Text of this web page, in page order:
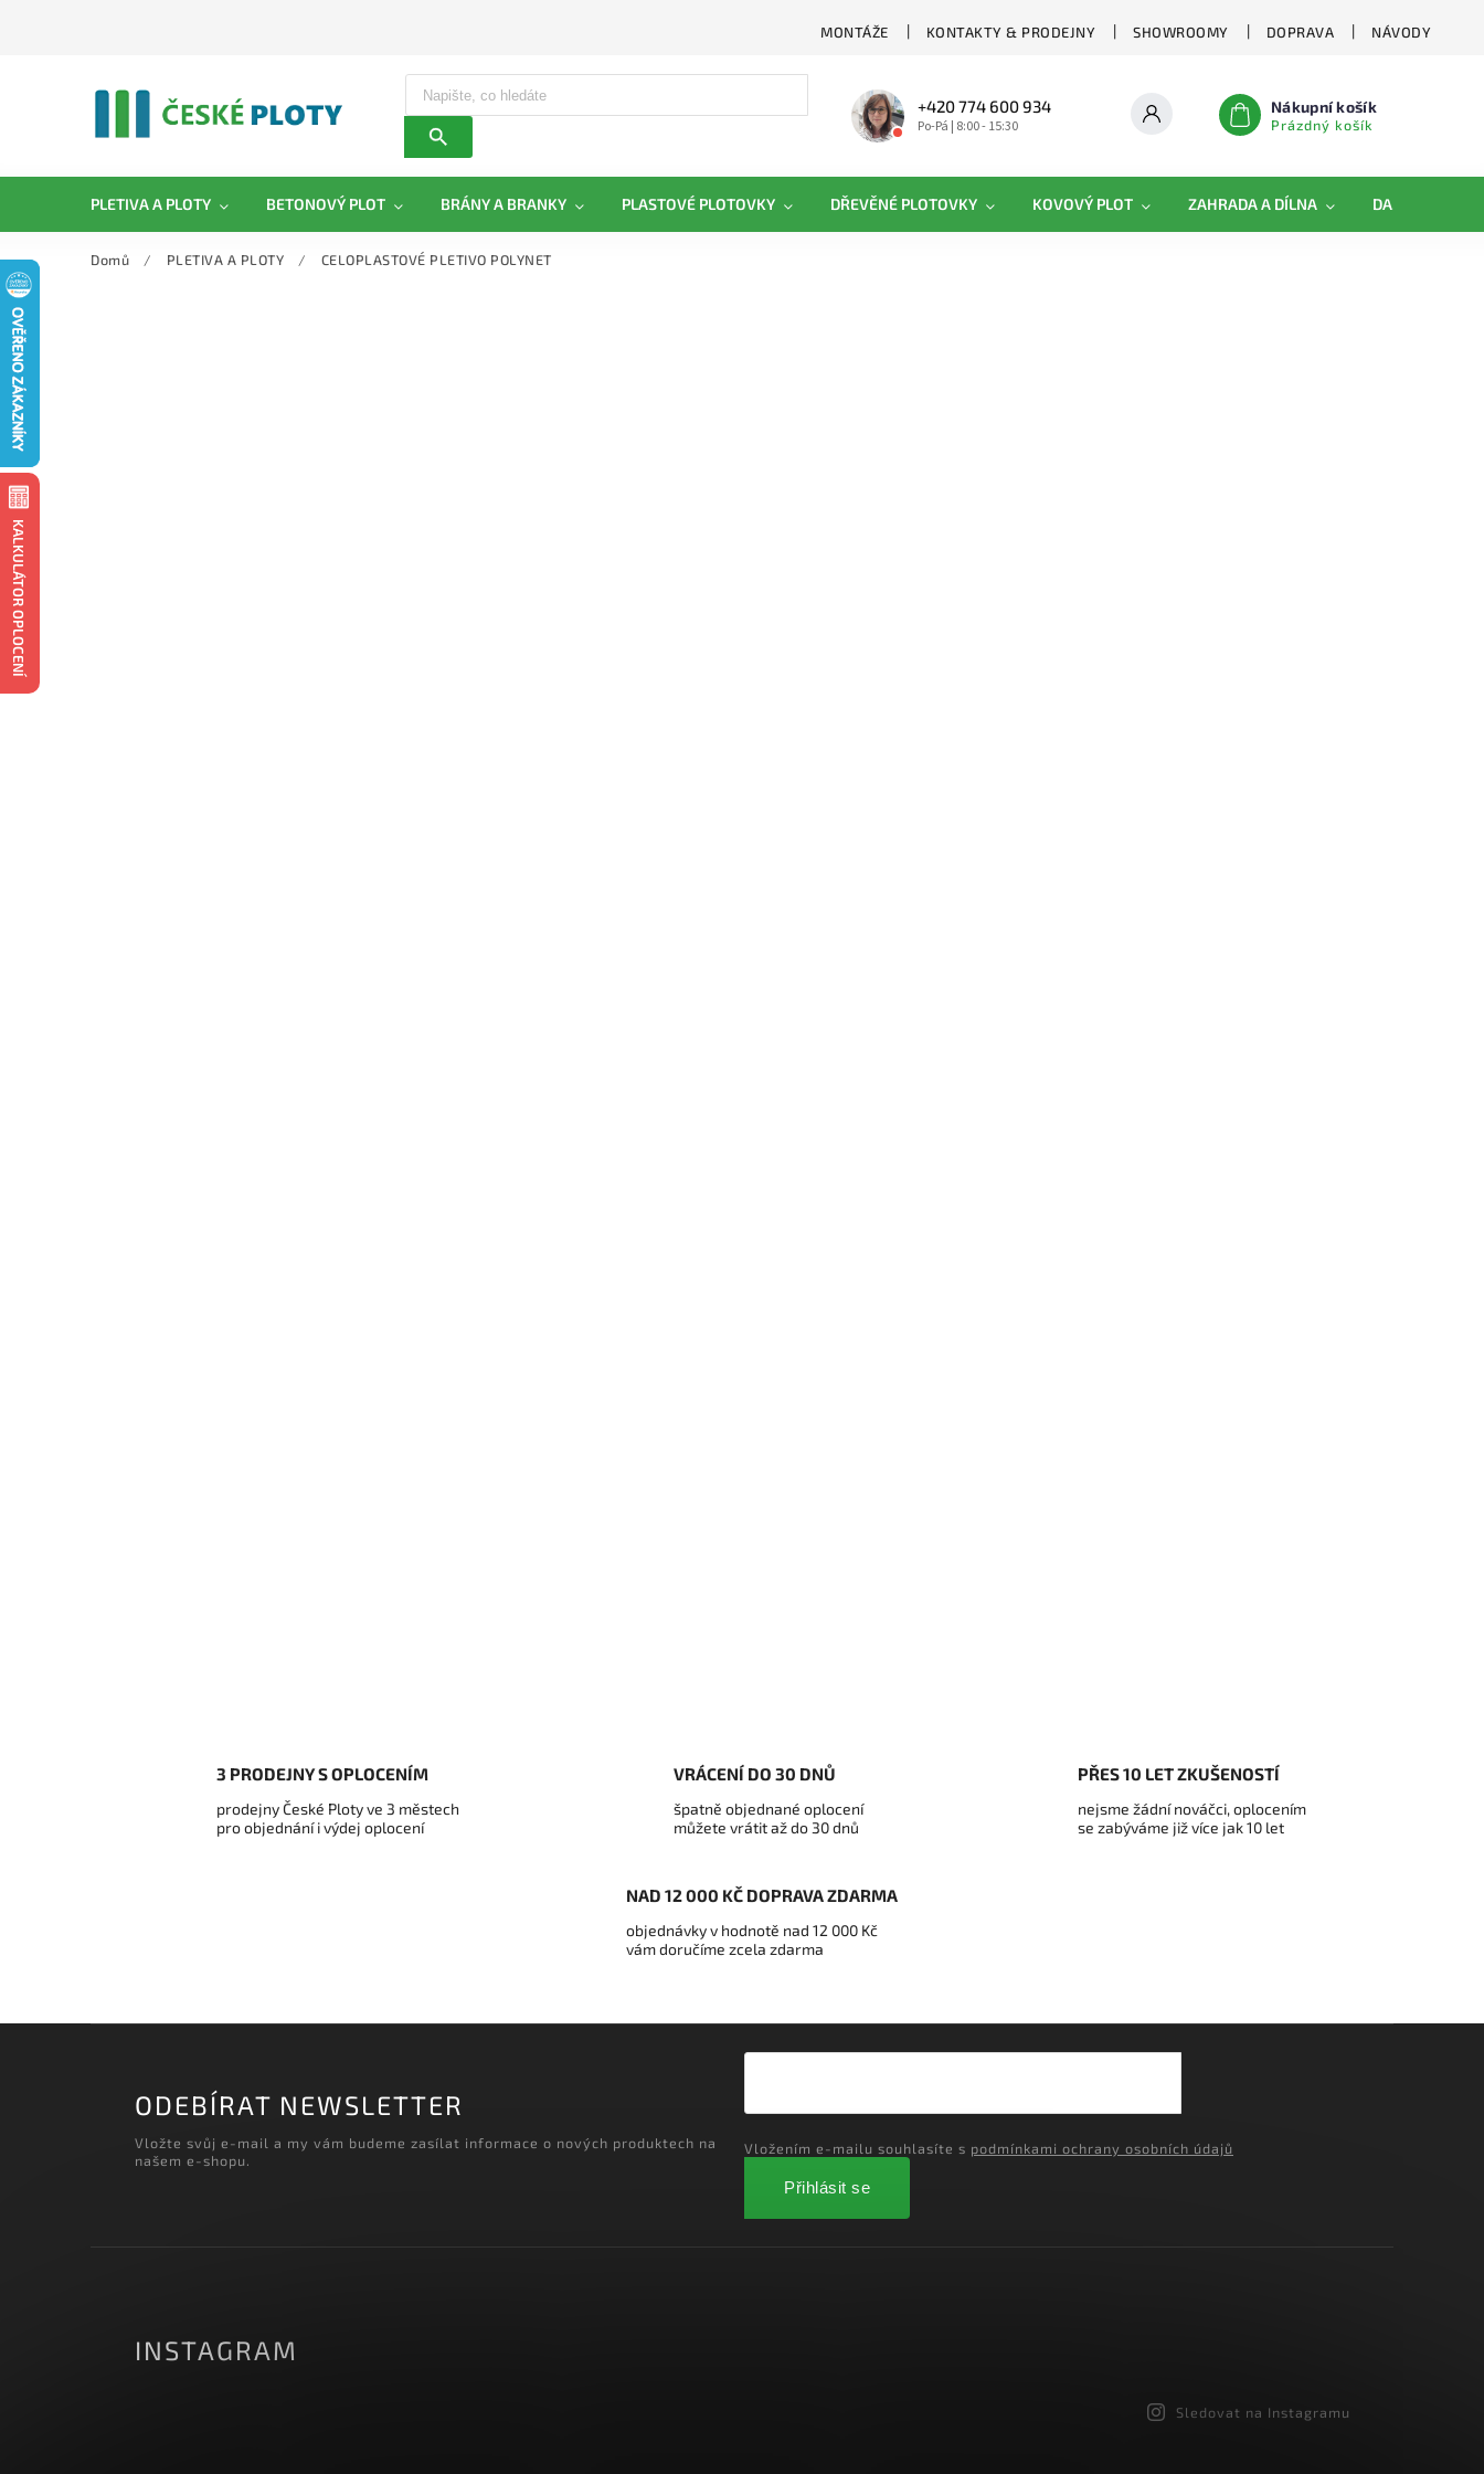
MONTÁŽE KONTAKTY & PRODEJNY SHOWROOMY DOPRAVA NÁVODY
+420 774 600 934
Po-Pá | 8:00 - 15:30
Nákupní košík
Prázdný košík
PLETIVA A PLOTY BETONOVÝ PLOT BRÁNY A BRANKY PLASTOVÉ PLOTOVKY DŘEVĚNÉ PLOTOVKY KOVOVÝ PLOT ZAHRADA A DÍLNA DAMIPLAST®
Domů / PLETIVA A PLOTY / CELOPLASTOVÉ PLETIVO POLYNET
3 PRODEJNY S OPLOCENÍM
prodejny České Ploty ve 3 městech
pro objednání i výdej oplocení
VRÁCENÍ DO 30 DNŮ
špatně objednané oplocení
můžete vrátit až do 30 dnů
PŘES 10 LET ZKUŠENOSTÍ
nejsme žádní nováčci, oplocením
se zabýváme již více jak 10 let
NAD 12 000 KČ DOPRAVA ZDARMA
objednávky v hodnotě nad 12 000 Kč
vám doručíme zcela zdarma
KALKULÁTOR OPLOCENÍ